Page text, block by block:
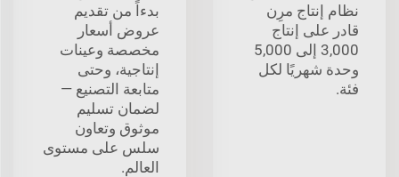
نظام إنتاج مرِن
قادر على إنتاج
3,000 إلى 5,000
وحدة شهريًا لكل
فئة.
بدءاً من تقديم
عروض أسعار
مخصصة وعينات
إنتاجية، وحتى
متابعة التصنيع —
لضمان تسليم
موثوق وتعاون
سلس على مستوى
العالم.